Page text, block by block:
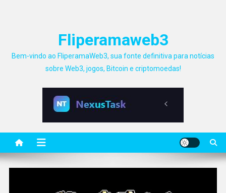
Fliperamaweb3
Bem-vindo ao FliperamaWeb3, sua fonte definitiva para notícias
sobre Web3, jogos, Bitcoin e criptomoedas!